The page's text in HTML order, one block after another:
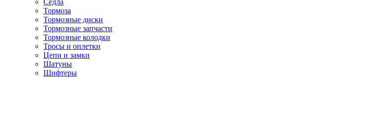
Седла
Тормоза
Тормозные диски
Тормозные запчасти
Тормозные колодки
Тросы и оплетки
Цепи и замки
Шатуны
Шифтеры